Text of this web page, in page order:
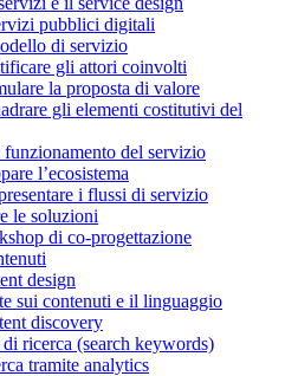
pubblici digitali
di servizio
gli attori coinvolti
la proposta di valore
gli elementi costitutivi del
del servizio
l’ecosistema
i flussi di servizio
le soluzioni
di co-progettazione
design
sui contenuti e il linguaggio
discovery
ricerca (search keywords)
tramite analytics